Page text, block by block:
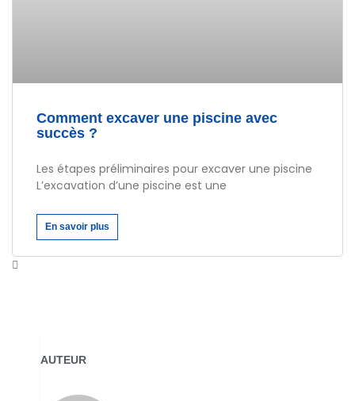
Comment excaver une piscine avec
succès ?
Les étapes préliminaires pour excaver une piscine
L’excavation d’une piscine est une
En savoir plus
AUTEUR